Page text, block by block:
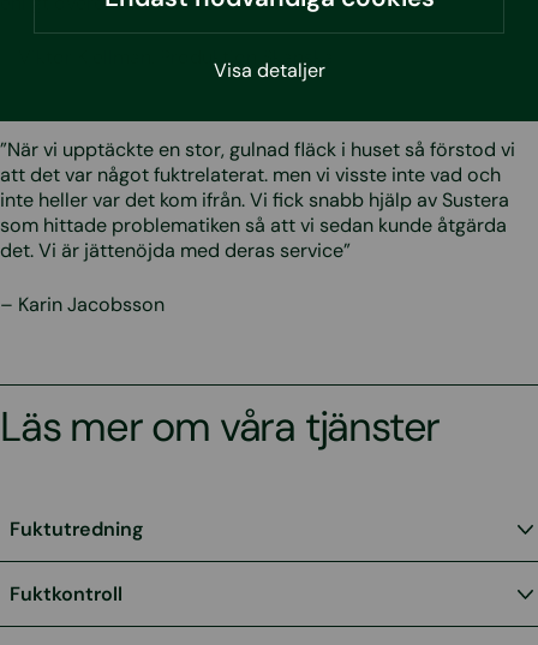
Visa detaljer
– Viktor Kjellman, Produktion Skanska
”När vi upptäckte en stor, gulnad fläck i huset så förstod vi
att det var något fuktrelaterat. men vi visste inte vad och
inte heller var det kom ifrån. Vi fick snabb hjälp av Sustera
som hittade problematiken så att vi sedan kunde åtgärda
det. Vi är jättenöjda med deras service”
– Karin Jacobsson
Läs mer om våra tjänster
Fuktutredning
Fuktkontroll